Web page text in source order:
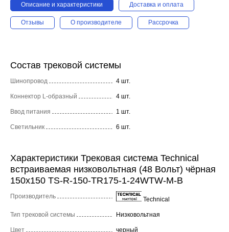
Описание и характеристики Доставка и оплата
Отзывы О производителе Рассрочка
Состав трековой системы
Шинопровод 4 шт.
Коннектор L-образный 4 шт.
Ввод питания 1 шт.
Светильник 6 шт.
Характеристики Трековая система Technical
встраиваемая низковольтная (48 Вольт) чёрная
150x150 TS-R-150-TR175-1-24WTW-M-B
Производитель Technical
Тип трековой системы Низковольтная
Цвет черный